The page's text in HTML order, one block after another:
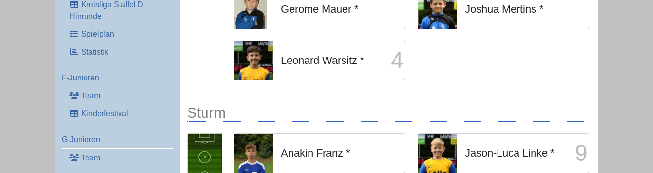
Kreisliga Staffel D
Hinrunde
Spielplan
Statistik
F-Junioren
Team
Kinderfestival
G-Junioren
Team
Gerome Mauer * Joshua Mertins *
Leonard Warsitz * 4
Sturm
Anakin Franz * Jason-Luca Linke * 9